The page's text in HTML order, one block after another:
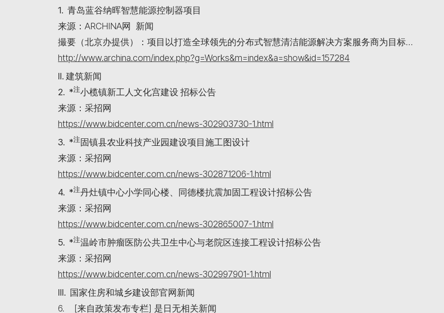
1. 青岛蓝谷纳晖智慧能源控制器项目
来源：ARCHINA网 新闻
撮要（北京办提供）：项目以打造全球领先的分布式智慧清洁能源解决方案服务商为目标…
http://www.archina.com/index.php?g=Works&m=index&a=show&id=157284
II. 建筑新闻
2. *注小榄镇新工人文化宫建设 招标公告
来源：采招网
https://www.bidcenter.com.cn/news-302903730-1.html
3. *注固镇县农业科技产业园建设项目施工图设计
来源：采招网
https://www.bidcenter.com.cn/news-302871206-1.html
4. *注丹灶镇中心小学同心楼、同德楼抗震加固工程设计招标公告
来源：采招网
https://www.bidcenter.com.cn/news-302865007-1.html
5. *注温岭市肿瘤医防公共卫生中心与老院区连接工程设计招标公告
来源：采招网
https://www.bidcenter.com.cn/news-302997901-1.html
III. 国家住房和城乡建设部官网新闻
6. [来自政策发布专栏] 是日无相关新闻